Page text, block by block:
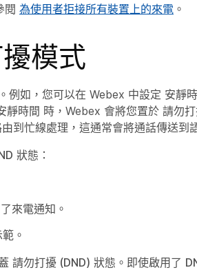
閱 為使用者拒接所有裝置上的來電 。
模式
例如，您可以在 Webex 中設定 安靜
靜時間 時，Webex 會將您置於 請勿
到忙線處理，這通常會將通話傳送到
狀態：
來電通知。
。
請勿打擾 (DND) 狀態。即使啟用了